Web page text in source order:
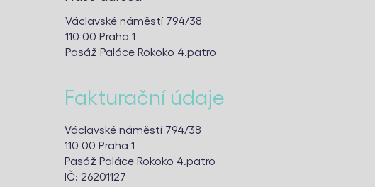
Václavské náměstí 794/38
110 00 Praha 1
Pasáž Paláce Rokoko 4.patro
Fakturační údaje
Václavské náměstí 794/38
110 00 Praha 1
Pasáž Paláce Rokoko 4.patro
IČ: 26201127